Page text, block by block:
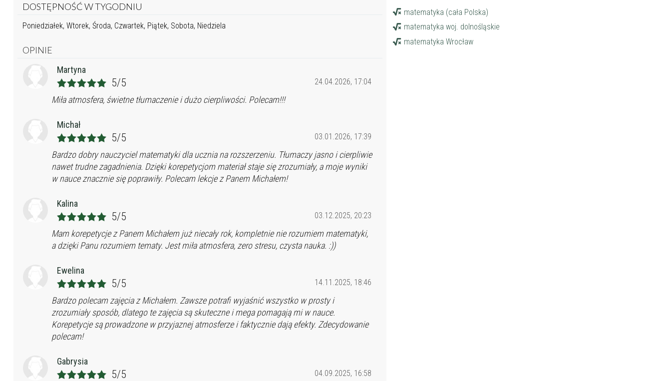
DOSTĘPNOŚĆ W TYGODNIU
Poniedziałek, Wtorek, Środa, Czwartek, Piątek, Sobota, Niedziela
OPINIE
Martyna
24.04.2026, 17:04
5/5
Miła atmosfera, świetne tłumaczenie i dużo cierpliwości. Polecam!!!
Michał
03.01.2026, 17:39
5/5
Bardzo dobry nauczyciel matematyki dla ucznia na rozszerzeniu. Tłumaczy jasno i cierpliwie
nawet trudne zagadnienia. Dzięki korepetycjom materiał staje się zrozumiały, a moje wyniki
w nauce znacznie się poprawiły. Polecam lekcje z Panem Michałem!
Kalina
03.12.2025, 20:23
5/5
Mam korepetycje z Panem Michałem już niecały rok, kompletnie nie rozumiem matematyki,
a dzięki Panu rozumiem tematy. Jest miła atmosfera, zero stresu, czysta nauka. :))
Ewelina
14.11.2025, 18:46
5/5
Bardzo polecam zajęcia z Michałem. Zawsze potrafi wyjaśnić wszystko w prosty i
zrozumiały sposób, dlatego te zajęcia są skuteczne i mega pomagają mi w nauce.
Korepetycje są prowadzone w przyjaznej atmosferze i faktycznie dają efekty. Zdecydowanie
polecam!
Gabrysia
04.09.2025, 16:58
5/5
matematyka (cała Polska)
matematyka woj. dolnośląskie
matematyka Wrocław